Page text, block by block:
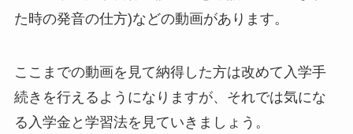
た時の発音の仕方)などの動画があります。
ここまでの動画を見て納得した方は改めて入学手
続きを行えるようになりますが、それでは気にな
る入学金と学習法を見ていきましょう。